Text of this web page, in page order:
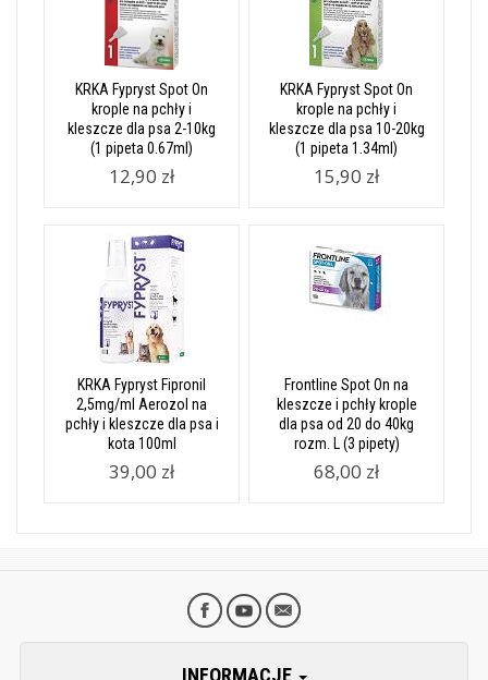
KRKA Fypryst Spot On
krople na pchły i
kleszcze dla psa 2-10kg
(1 pipeta 0.67ml)
12,90 zł
KRKA Fypryst Spot On
krople na pchły i
kleszcze dla psa 10-20kg
(1 pipeta 1.34ml)
15,90 zł
KRKA Fypryst Fipronil
2,5mg/ml Aerozol na
pchły i kleszcze dla psa i
kota 100ml
39,00 zł
Frontline Spot On na
kleszcze i pchły krople
dla psa od 20 do 40kg
rozm. L (3 pipety)
68,00 zł